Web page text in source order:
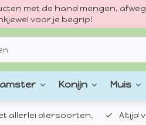
met de hand mengen,
voor je begrip!
Konijn Muis
allerlei diersoorten. Altijd